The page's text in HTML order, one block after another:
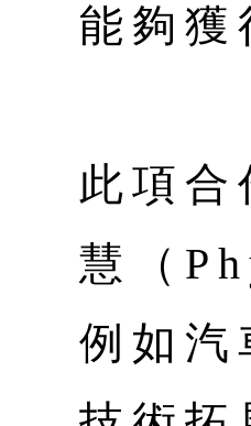
能夠
此項
慧（
例如汽